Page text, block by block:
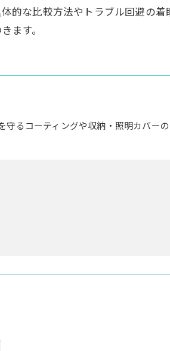
的な比較方法やトラブル回避の着
ます。
るコーティングや収納・照明カバーの